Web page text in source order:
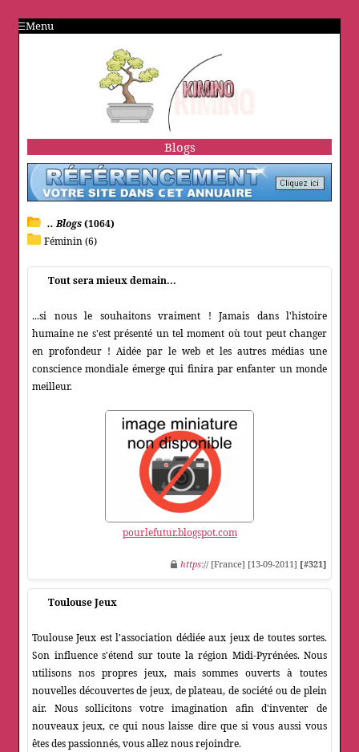
Menu
Blogs
.. Blogs(1064)
Féminin (6)
Tout sera mieux demain...
...si nous le souhaitons vraiment ! Jamais dans l'histoire
humaine ne s'est présenté un tel moment où tout peut changer
en profondeur ! Aidée par le web et les autres médias une
conscience mondiale émerge qui finira par enfanter un monde
meilleur.
pourlefutur.blogspot.com
https:// [France] [13-09-2011] [#321]
Toulouse Jeux
Toulouse Jeux est l'association dédiée aux jeux de toutes sortes.
Son influence s'étend sur toute la région Midi-Pyrénées. Nous
utilisons nos propres jeux, mais sommes ouverts à toutes
nouvelles découvertes de jeux, de plateau, de société ou de plein
air. Nous sollicitons votre imagination afin d'inventer de
nouveaux jeux, ce qui nous laisse dire que si vous aussi vous
êtes des passionnés, vous allez nous rejoindre.